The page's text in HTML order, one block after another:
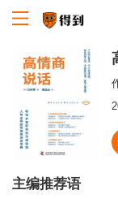
主编推荐语